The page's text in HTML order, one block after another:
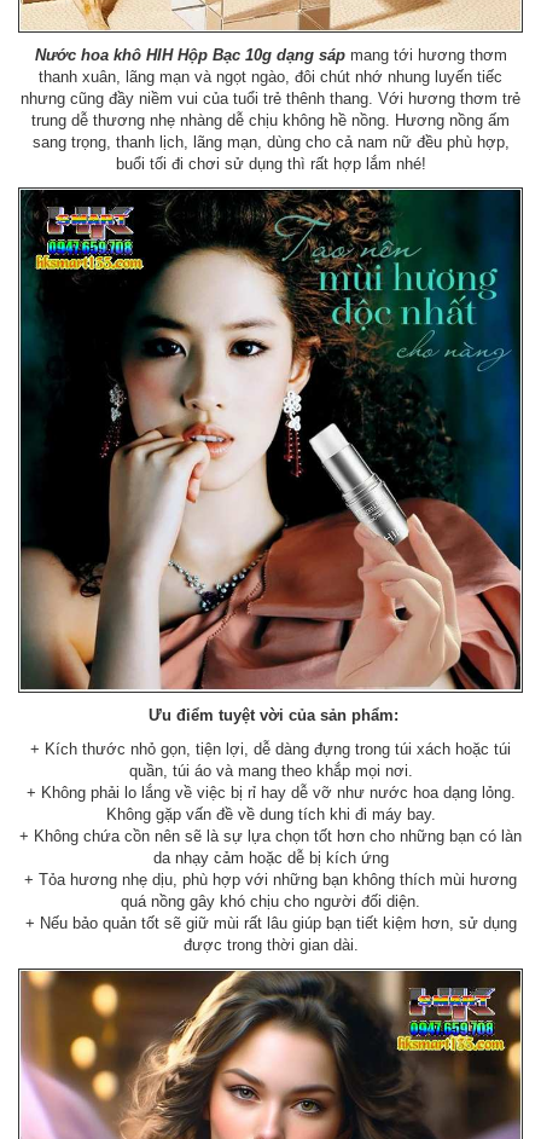
Nước hoa khô HIH Hộp Bạc 10g dạng sáp mang tới hương thơm
thanh xuân, lãng mạn và ngọt ngào, đôi chút nhớ nhung luyến tiếc
nhưng cũng đầy niềm vui của tuổi trẻ thênh thang. Với hương thơm trẻ
trung dễ thương nhẹ nhàng dễ chịu không hề nồng. Hương nồng ấm
sang trọng, thanh lịch, lãng mạn, dùng cho cả nam nữ đều phù hợp,
buổi tối đi chơi sử dụng thì rất hợp lắm nhé!
Ưu điểm tuyệt vời của sản phẩm:
+ Kích thước nhỏ gọn, tiện lợi, dễ dàng đựng trong túi xách hoặc túi
quần, túi áo và mang theo khắp mọi nơi.
+ Không phải lo lắng về việc bị rỉ hay dễ vỡ như nước hoa dạng lỏng.
Không gặp vấn đề về dung tích khi đi máy bay.
+ Không chứa cồn nên sẽ là sự lựa chọn tốt hơn cho những bạn có làn
da nhạy cảm hoặc dễ bị kích ứng
+ Tỏa hương nhẹ dịu, phù hợp với những bạn không thích mùi hương
quá nồng gây khó chịu cho người đối diện.
+ Nếu bảo quản tốt sẽ giữ mùi rất lâu giúp bạn tiết kiệm hơn, sử dụng
được trong thời gian dài.